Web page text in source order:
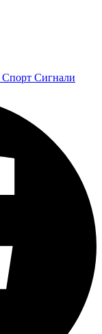
Спорт Сигнали